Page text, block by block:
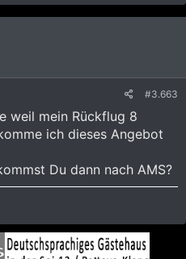
#3.663
weil mein Rückflug 8
ich dieses Angebot
Du dann nach AMS?